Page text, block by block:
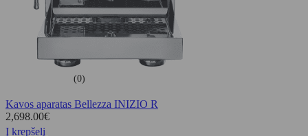
(0)
Kavos aparatas Bellezza INIZIO R
2,698.00€
Į krepšelį